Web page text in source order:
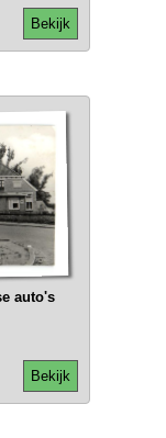
Bekijk
auto's
Bekijk